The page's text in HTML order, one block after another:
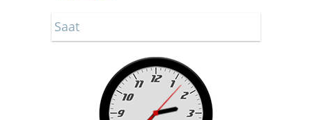
Saat